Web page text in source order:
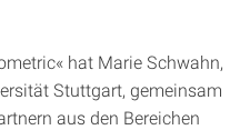
hat Marie Schwahn,
Stuttgart, gemeinsam
aus den Bereichen